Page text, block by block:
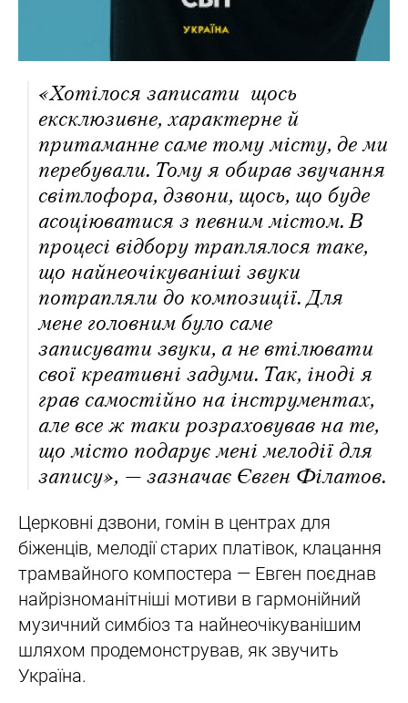
«Хотілося записати щось
ексклюзивне, характерне й
притаманне саме тому місту, де ми
перебували. Тому я обирав звучання
світлофора, дзвони, щось, що буде
асоціюватися з певним містом. В
процесі відбору траплялося таке,
що найнеочікуваніші звуки
потрапляли до композиції. Для
мене головним було саме
записувати звуки, а не втілювати
свої креативні задуми. Так, іноді я
грав самостійно на інструментах,
але все ж таки розраховував на те,
що місто подарує мені мелодії для
запису», — зазначає Євген Філатов.
Церковні дзвони, гомін в центрах для
біженців, мелодії старих платівок, клацання
трамвайного компостера — Евген поєднав
найрізноманітніші мотиви в гармонійний
музичний симбіоз та найнеочікуванішим
шляхом продемонстрував, як звучить
Україна.